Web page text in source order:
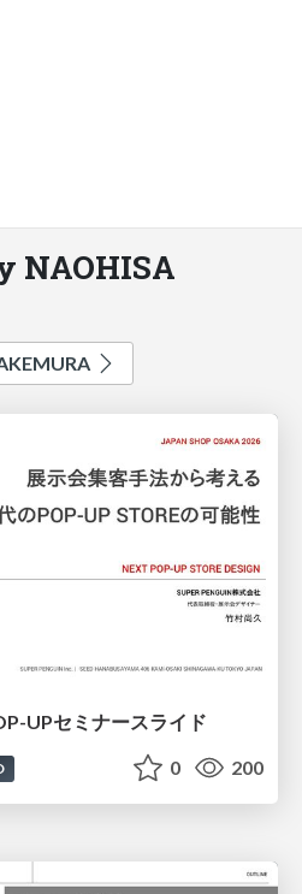
NAOHISA
UPセミナースライド
0 200